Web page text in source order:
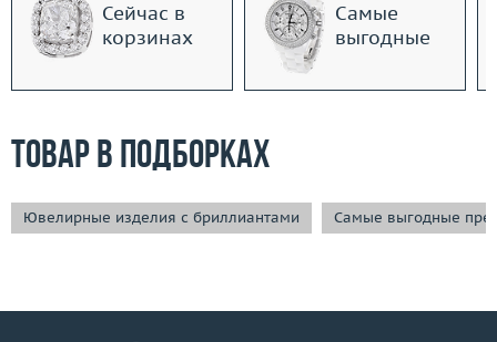
Сейчас в
корзинах
Самые
выгодные
Товар в подборках
Ювелирные изделия с бриллиантами Самые выгодные